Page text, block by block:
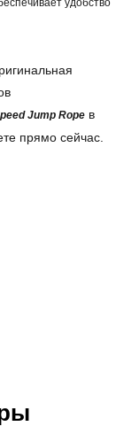
удобство
Jump Rope в
прямо сейчас.